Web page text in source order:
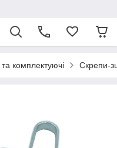
комплектуючі Скрепи-